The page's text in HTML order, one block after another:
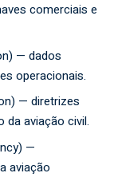
comerciais e
— dados
operacionais.
— diretrizes
da aviação civil.
—
aviação